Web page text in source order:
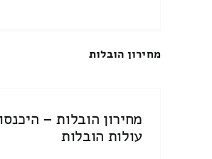
מחירון הובלות
מחירון הובלות –
עולות הובלות